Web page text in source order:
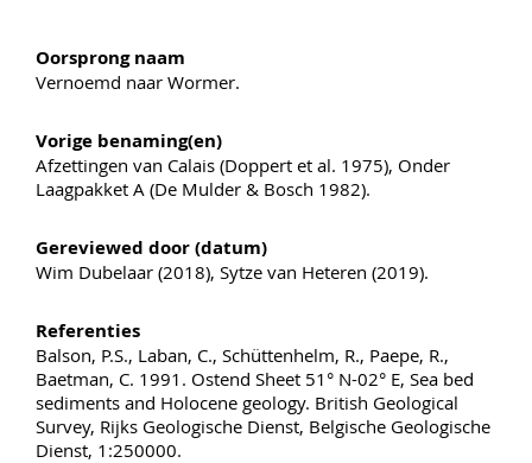
Oorsprong naam
Vernoemd naar Wormer.
Vorige benaming(en)
Afzettingen van Calais (Doppert et al. 1975), Onder
Laagpakket A (De Mulder & Bosch 1982).
Gereviewed door (datum)
Wim Dubelaar (2018), Sytze van Heteren (2019).
Referenties
Balson, P.S., Laban, C., Schüttenhelm, R., Paepe, R.,
Baetman, C. 1991. Ostend Sheet 51° N-02° E, Sea bed
sediments and Holocene geology. British Geological
Survey, Rijks Geologische Dienst, Belgische Geologische
Dienst, 1:250000.